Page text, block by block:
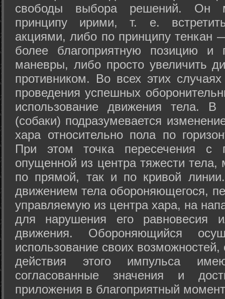
свободы выбора решений. Он
принципу ирими, т. е.
акциями, либо по принципу тенкан
более благоприятную позицию и
маневры, либо просто увеличить
противником. Во всех этих
проведения успешных
использование движения тела.
(собаки) подразумевается
хара относительно пола по
При этом точка пересечения с
опущенной из центра тяжести
по прямой, так и по кривой
движением тела обороняющегося,
управляемую из центра хара, на
для нарушения его равновесия
движения. Обороняющийся
использование своих
действия этого импульса
согласованные значения и
приложения в благоприятный